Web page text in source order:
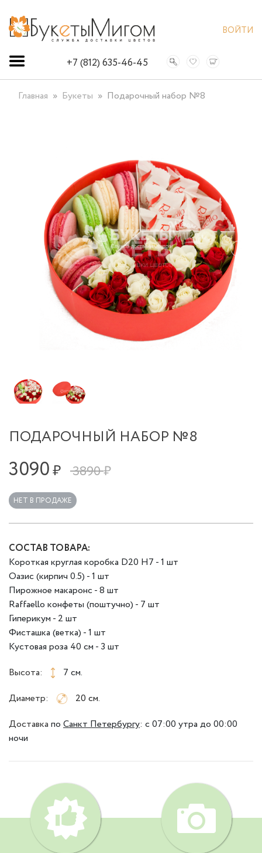
ВОЙТИ
+7 (812) 635-46-45
Главная Букеты Подарочный набор №8
ПОДАРОЧНЫЙ НАБОР №8
3090₽ 3890 ₽
НЕТ В ПРОДАЖЕ
СОСТАВ ТОВАРА:
Короткая круглая коробка D20 H7 - 1 шт
Оазис (кирпич 0.5) - 1 шт
Пирожное макаронс - 8 шт
Raffaello конфеты (поштучно) - 7 шт
Гиперикум - 2 шт
Фисташка (ветка) - 1 шт
Кустовая роза 40 см - 3 шт
Высота:
7 см.
Диаметр:
20 см.
Доставка по Санкт Петербургу: с 07:00 утра до 00:00
ночи